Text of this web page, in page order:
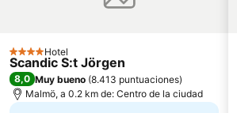
4 Estrellas
Hotel
Scandic S:t Jörgen
8,0 Muy bueno (8.413 puntuaciones)
Malmö, a 0.2 km de: Centro de la ciudad